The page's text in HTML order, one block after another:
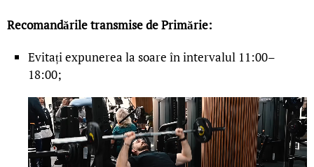
Recomandările transmise de Primărie:
Evitați expunerea la soare în intervalul 11:00–
18:00;